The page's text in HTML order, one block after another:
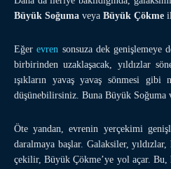
Büyük Soğuma veya Büyük Çökme
Eğerevren sonsuza dek genişlemeye
birbirinden uzaklaşacak, yıldızlar
ışıkların yavaş yavaş sönmesi
düşünebilirsiniz. Buna Büyük Soğuma
Öte yandan, evrenin yerçekimi
daralmaya başlar. Galaksiler,
çekilir, Büyük Çökme’ye yol açar.